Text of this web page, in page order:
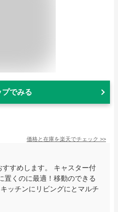
プでみる
価格と在庫を楽天でチェック >>
すめします。 キャスター付
置くのに最適！移動のできる
ッチンにリビングにとマルチ